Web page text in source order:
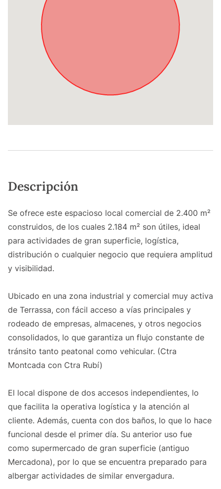
Descripción
Se ofrece este espacioso local comercial de 2.400 m²
construidos, de los cuales 2.184 m² son útiles, ideal
para actividades de gran superficie, logística,
distribución o cualquier negocio que requiera amplitud
y visibilidad.
Ubicado en una zona industrial y comercial muy activa
de Terrassa, con fácil acceso a vías principales y
rodeado de empresas, almacenes, y otros negocios
consolidados, lo que garantiza un flujo constante de
tránsito tanto peatonal como vehicular. (Ctra
Montcada con Ctra Rubí)
El local dispone de dos accesos independientes, lo
que facilita la operativa logística y la atención al
cliente. Además, cuenta con dos baños, lo que lo hace
funcional desde el primer día. Su anterior uso fue
como supermercado de gran superficie (antiguo
Mercadona), por lo que se encuentra preparado para
albergar actividades de similar envergadura.